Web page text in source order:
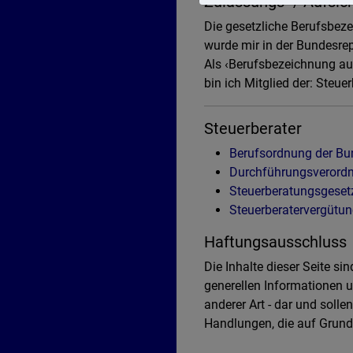
Die gesetzliche
wurde mir in der
Als ‹Berufsbezeichnung
bin ich Mitglied der:
Steuerberater
Berufsordnung der
Haftungsausschluss
Die Inhalte dieser Seite
generellen Informationen
anderer Art - dar und
Handlungen, die auf